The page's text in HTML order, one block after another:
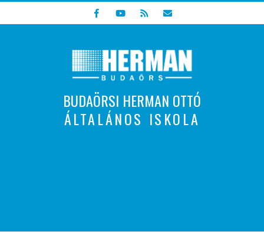
to
BUDAÖRSI HERMAN OTTÓ
ÁLTALÁNOS ISKOLA